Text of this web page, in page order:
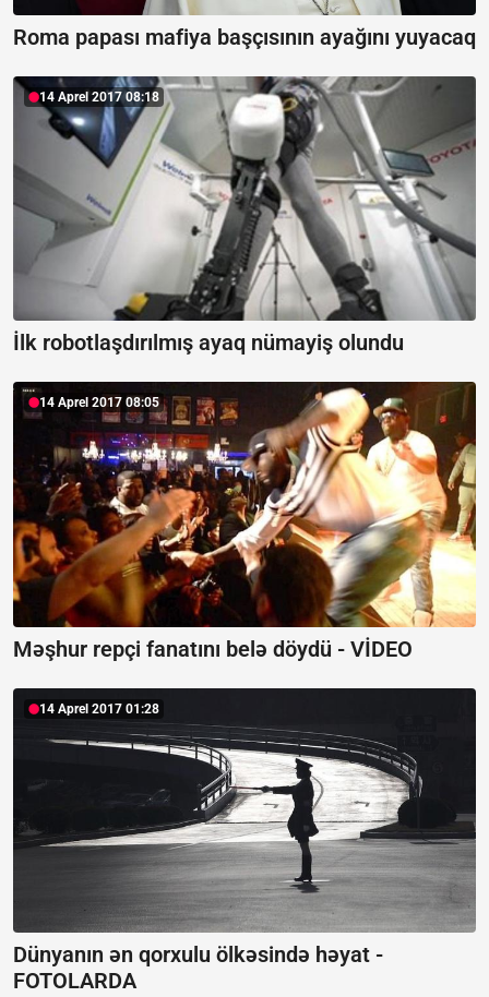
Roma papası mafiya başçısının ayağını yuyacaq
14 Aprel 2017 08:18
İlk robotlaşdırılmış ayaq nümayiş olundu
14 Aprel 2017 08:05
Məşhur repçi fanatını belə döydü - VİDEO
14 Aprel 2017 01:28
Dünyanın ən qorxulu ölkəsində həyat -
FOTOLARDA